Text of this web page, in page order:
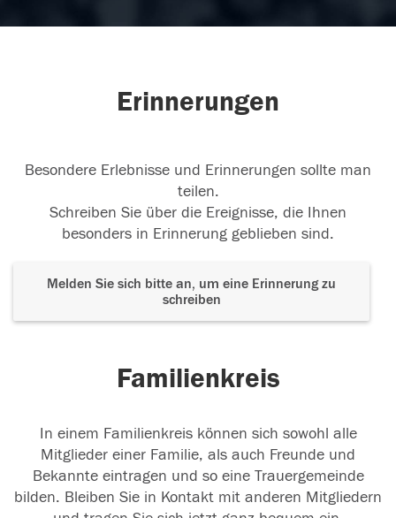
Erinnerungen
Besondere Erlebnisse und Erinnerungen sollte man
teilen.
Schreiben Sie über die Ereignisse, die Ihnen
besonders in Erinnerung geblieben sind.
Melden Sie sich bitte an, um eine Erinnerung zu
schreiben
Familienkreis
In einem Familienkreis können sich sowohl alle
Mitglieder einer Familie, als auch Freunde und
Bekannte eintragen und so eine Trauergemeinde
bilden. Bleiben Sie in Kontakt mit anderen Mitgliedern